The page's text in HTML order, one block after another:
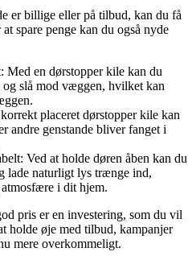
er billige eller på tilbud, kan du få
spare penge kan du også nyde
Med en dørstopper kile kan du
slå mod væggen, hvilket kan
placeret dørstopper kile kan
andre genstande bliver fanget i
Ved at holde døren åben kan du
lade naturligt lys trænge ind,
i dit hjem.
pris er en investering, som du vil
holde øje med tilbud, kampanjer
mere overkommeligt.